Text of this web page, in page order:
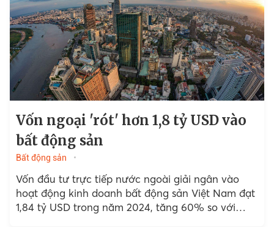
Vốn ngoại 'rót' hơn 1,8 tỷ USD vào
bất động sản
Bất động sản
Vốn đầu tư trực tiếp nước ngoài giải ngân vào
hoạt động kinh doanh bất động sản Việt Nam đạt
1,84 tỷ USD trong năm 2024, tăng 60% so với